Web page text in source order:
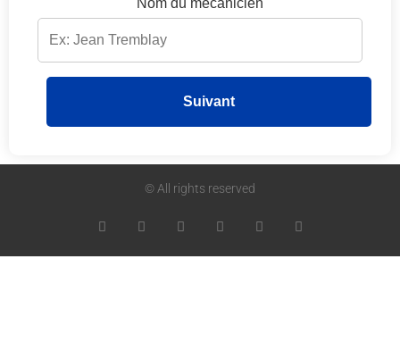
Nom du mécanicien
Suivant
© All rights reserved